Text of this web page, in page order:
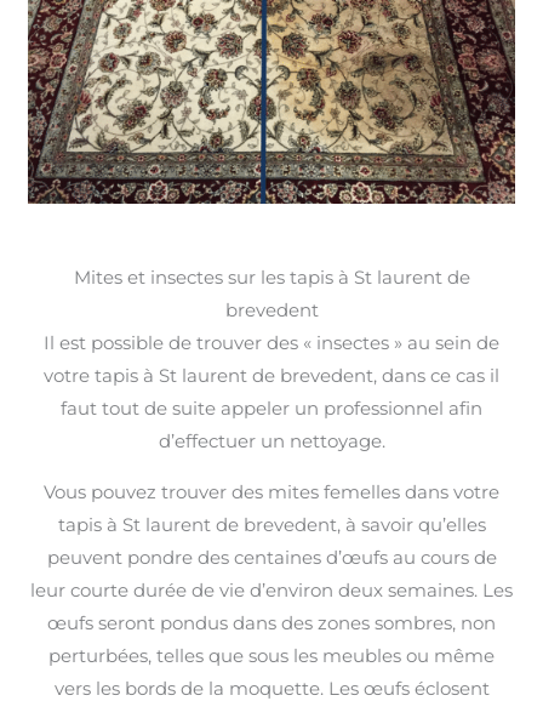
Mites et insectes sur les tapis à St laurent de
brevedent
Il est possible de trouver des « insectes » au sein de
votre tapis à St laurent de brevedent, dans ce cas il
faut tout de suite appeler un professionnel afin
d’effectuer un nettoyage.
Vous pouvez trouver des mites femelles dans votre
tapis à St laurent de brevedent, à savoir qu’elles
peuvent pondre des centaines d’œufs au cours de
leur courte durée de vie d’environ deux semaines. Les
œufs seront pondus dans des zones sombres, non
perturbées, telles que sous les meubles ou même
vers les bords de la moquette. Les œufs éclosent